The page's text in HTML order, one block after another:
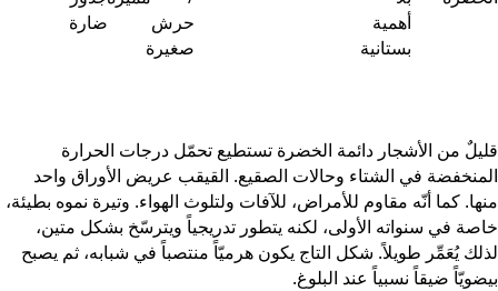
من الأشجار دائمة الخضرة تستطيع تحمّل درجات الحرارة
في الشتاء وحالات الصقيع. القيقب عريض الأوراق واحد
كما أنّه مقاوم للأمراض، للآفات ولتلوث الهواء. وتيرة نموه بطيئة،
في سنواته الأولى، لكنه يتطور تدريجياً ويترسّخ بشكل متين،
يُعَمِّر طويلاً. شكل التاج يكون هرميّاً منتصباً في شبابه، ثم يصبح
ضيقاً نسبياً عند البلوغ.